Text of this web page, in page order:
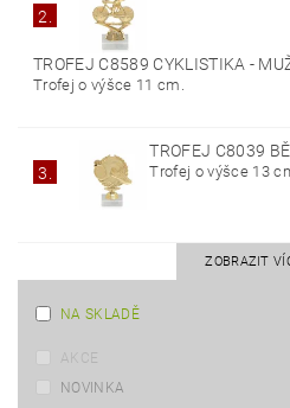
2.
TROFEJ C8589 CYKLISTIKA -
Trofej o výšce 11 cm.
3.
TROFEJ C8039
Trofej o výšce 13
ZOBRAZIT
NA SKLADĚ
AKCE
NOVINKA